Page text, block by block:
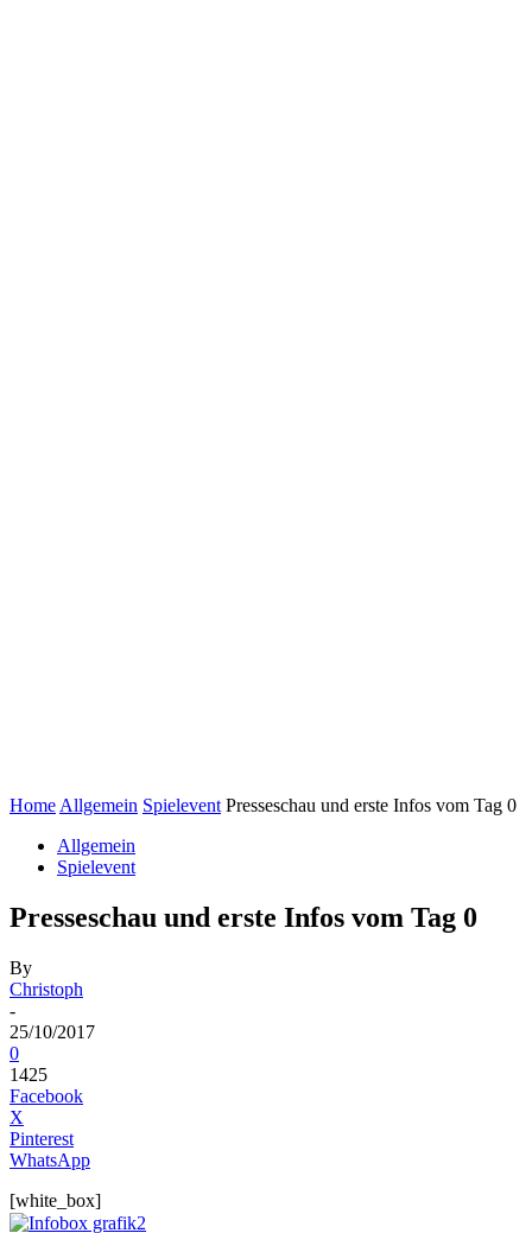
Home Allgemein Spielevent Presseschau und erste Infos vom Tag 0
Allgemein
Spielevent
Presseschau und erste Infos vom Tag 0
By
Christoph
-
25/10/2017
0
1425
Facebook
X
Pinterest
WhatsApp
[white_box]